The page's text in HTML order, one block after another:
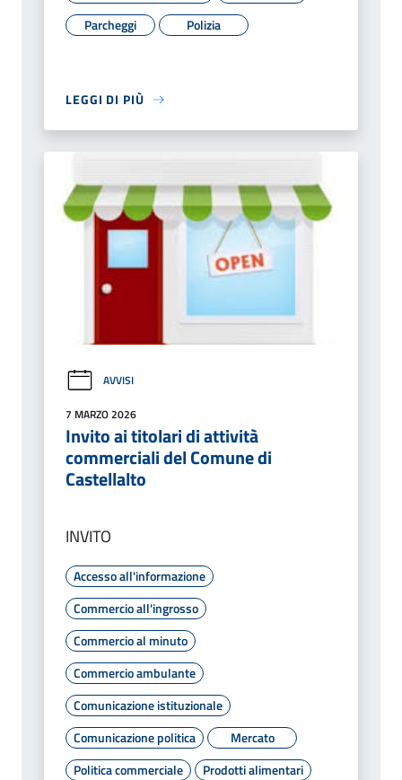
Parcheggi
Polizia
LEGGI DI PIÙ
AVVISI
7 MARZO 2026
Invito ai titolari di attività
commerciali del Comune di
Castellalto
INVITO
Accesso all'informazione
Commercio all'ingrosso
Commercio al minuto
Commercio ambulante
Comunicazione istituzionale
Comunicazione politica
Mercato
Politica commerciale
Prodotti alimentari